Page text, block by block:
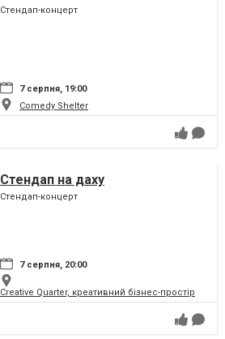
Стендап-концерт
7 серпня, 19:00
Comedy Shelter
Стендап на даху
Стендап-концерт
7 серпня, 20:00
Creative Quarter, креативний бізнес-простір